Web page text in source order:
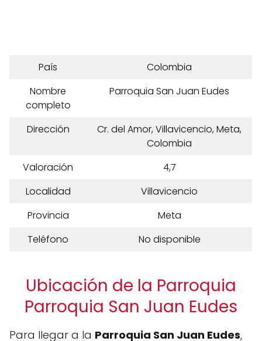
País
Colombia
Nombre
completo
Parroquia San Juan Eudes
Dirección
Cr. del Amor, Villavicencio, Meta,
Colombia
Valoración
4,7
Localidad
Villavicencio
Provincia
Meta
Teléfono
No disponible
Ubicación de la Parroquia
Parroquia San Juan Eudes
Para llegar a la Parroquia San Juan Eudes,